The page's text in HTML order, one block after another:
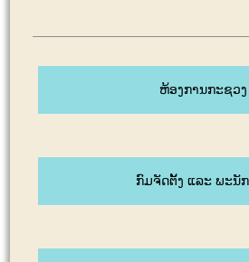
ຫ້ອງການກະຊວງ
ກົມຈັດຕັ້ງ ແລະ ພະນັ